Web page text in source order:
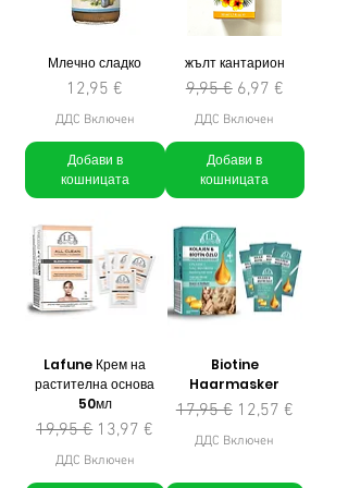
Млечно сладко
Цена
12,95 €
ДДС Включен
Добави в
кошницата
жълт кантарион
Редовна цена
9,95 € Продажна цена
6,97 €
ДДС Включен
Добави в
кошницата
Lafune Крем на
растителна основа
50мл
Редовна цена
19,95 € Продажна цена
13,97 €
ДДС Включен
Biotine
Haarmasker
Редовна цена
17,95 € Продажна цена
12,57 €
ДДС Включен